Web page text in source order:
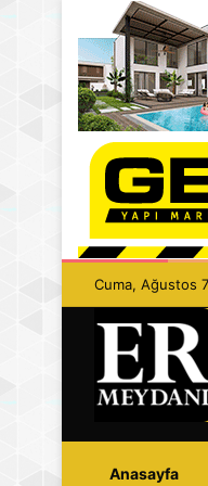
Cuma, Ağustos
Anasayfa